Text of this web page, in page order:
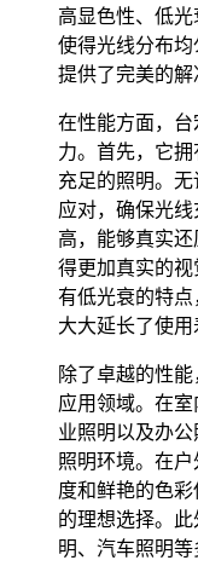
高显色性、低
使得光线分布
提供了完美的解
在性能方面，台
力。首先，它
充足的照明。
应对，确保光
高，能够真实
得更加真实的视
有低光衰的特点
大大延长了使用
除了卓越的性
应用领域。在
业照明以及办
照明环境。在
度和鲜艳的色
的理想选择。
明、汽车照明